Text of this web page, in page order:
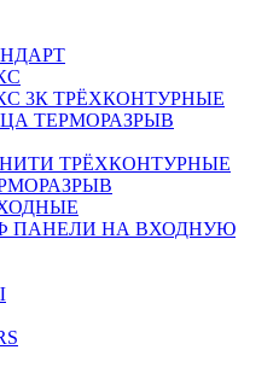
3К ТРЁХКОНТУРНЫЕ
ТЕРМОРАЗРЫВ
ТРЁХКОНТУРНЫЕ
ПАНЕЛИ НА ВХОДНУЮ